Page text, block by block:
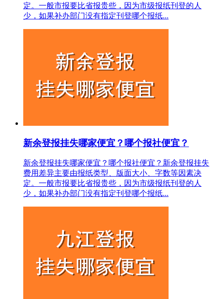
定。一般市报要比省报贵些，因为市级报纸刊登的人
少，如果补办部门没有指定刊登哪个报纸...
新余登报挂失哪家便宜？哪个报社便宜？
新余登报挂失哪家便宜？哪个报社便宜？新余登报挂失
费用差异主要由报纸类型、版面大小、字数等因素决
定。一般市报要比省报贵些，因为市级报纸刊登的人
少，如果补办部门没有指定刊登哪个报纸...